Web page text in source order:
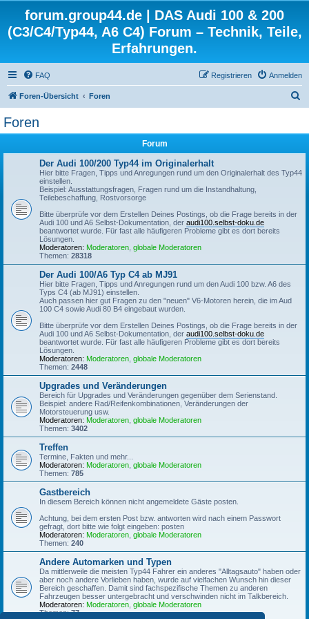
forum.group44.de | DAS Audi 100 & 200
(C3/C4/Typ44, A6 C4) Forum – Technik, Teile,
Erfahrungen.
FAQ Anmelden
Registrieren
Foren-Übersicht Foren
Foren
Forum
Der Audi 100/200 Typ44 im Originalerhalt
Hier bitte Fragen, Tipps und Anregungen rund um den Originalerhalt des Typ44
einstellen.
Beispiel: Ausstattungsfragen, Fragen rund um die Instandhaltung,
Teilebeschaffung, Rostvorsorge
Bitte überprüfe vor dem Erstellen Deines Postings, ob die Frage bereits in der
Audi 100 und A6 Selbst-Dokumentation, der audi100.selbst-doku.de
beantwortet wurde. Für fast alle häufigeren Probleme gibt es dort bereits
Lösungen.
Moderatoren: Moderatoren globale Moderatoren
Themen: 28318
Der Audi 100/A6 Typ C4 ab MJ91
Hier bitte Fragen, Tipps und Anregungen rund um den Audi 100 bzw. A6 des
Typs C4 (ab MJ91) einstellen.
Auch passen hier gut Fragen zu den "neuen" V6-Motoren herein, die im Aud
100 C4 sowie Audi 80 B4 eingebaut wurden.
Bitte überprüfe vor dem Erstellen Deines Postings, ob die Frage bereits in der
Audi 100 und A6 Selbst-Dokumentation, der audi100.selbst-doku.de
beantwortet wurde. Für fast alle häufigeren Probleme gibt es dort bereits
Lösungen.
Moderatoren: Moderatoren globale Moderatoren
Themen: 2448
Upgrades und Veränderungen
Bereich für Upgrades und Veränderungen gegenüber dem Serienstand.
Beispiel: andere Rad/Reifenkombinationen, Veränderungen der
Motorsteuerung usw.
Moderatoren: Moderatoren globale Moderatoren
Themen: 3402
Treffen
Termine, Fakten und mehr...
Moderatoren: Moderatoren globale Moderatoren
Themen: 785
Gastbereich
In diesem Bereich können nicht angemeldete Gäste posten.
Achtung, bei dem ersten Post bzw. antworten wird nach einem Passwort
gefragt, dort bitte wie folgt eingeben: posten
Moderatoren: Moderatoren globale Moderatoren
Themen: 240
Andere Automarken und Typen
Da mittlerweile die meisten Typ44 Fahrer ein anderes "Alltagsauto" haben oder
aber noch andere Vorlieben haben, wurde auf vielfachen Wunsch hin dieser
Bereich geschaffen. Damit sind fachspezifische Themen zu anderen
Fahrzeugen besser untergebracht und verschwinden nicht im Talkbereich.
Moderatoren: Moderatoren globale Moderatoren
Themen:77